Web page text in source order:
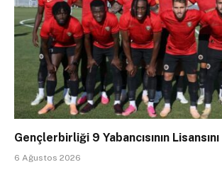
Gençlerbirliği 9 Yabancısının Lisansını
6 Ağustos 2026